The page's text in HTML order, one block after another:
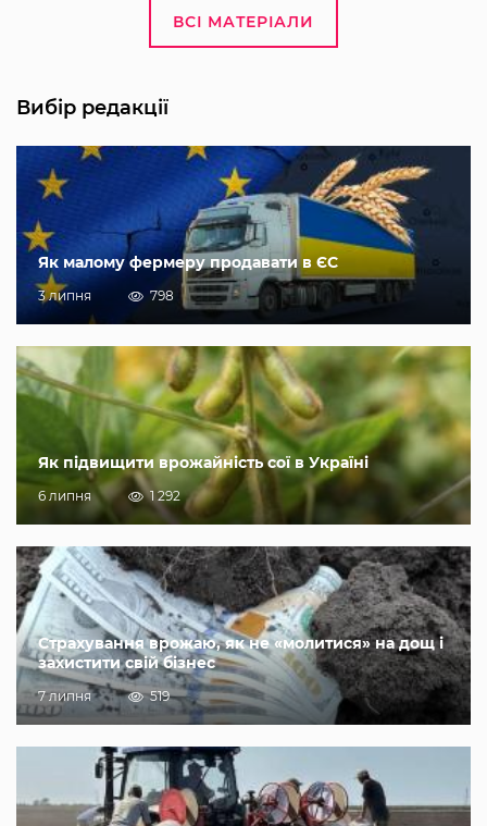
ВСІ МАТЕРІАЛИ
Вибір редакції
Як малому фермеру продавати в ЄС
3 липня 798
Як підвищити врожайність сої в Україні
6 липня 1 292
Страхування врожаю, як не «молитися» на дощ і
захистити свій бізнес
7 липня 519